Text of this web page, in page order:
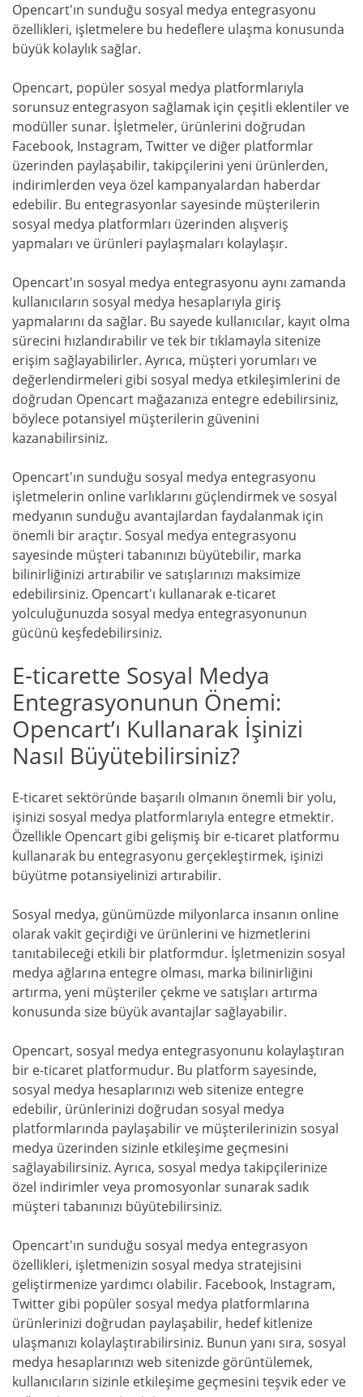
Opencart'ın sunduğu sosyal medya entegrasyonu
özellikleri, işletmelere bu hedeflere ulaşma konusunda
büyük kolaylık sağlar.
Opencart, popüler sosyal medya platformlarıyla
sorunsuz entegrasyon sağlamak için çeşitli eklentiler ve
modüller sunar. İşletmeler, ürünlerini doğrudan
Facebook, Instagram, Twitter ve diğer platformlar
üzerinden paylaşabilir, takipçilerini yeni ürünlerden,
indirimlerden veya özel kampanyalardan haberdar
edebilir. Bu entegrasyonlar sayesinde müşterilerin
sosyal medya platformları üzerinden alışveriş
yapmaları ve ürünleri paylaşmaları kolaylaşır.
Opencart'ın sosyal medya entegrasyonu aynı zamanda
kullanıcıların sosyal medya hesaplarıyla giriş
yapmalarını da sağlar. Bu sayede kullanıcılar, kayıt olma
sürecini hızlandırabilir ve tek bir tıklamayla sitenize
erişim sağlayabilirler. Ayrıca, müşteri yorumları ve
değerlendirmeleri gibi sosyal medya etkileşimlerini de
doğrudan Opencart mağazanıza entegre edebilirsiniz,
böylece potansiyel müşterilerin güvenini
kazanabilirsiniz.
Opencart'ın sunduğu sosyal medya entegrasyonu
işletmelerin online varlıklarını güçlendirmek ve sosyal
medyanın sunduğu avantajlardan faydalanmak için
önemli bir araçtır. Sosyal medya entegrasyonu
sayesinde müşteri tabanınızı büyütebilir, marka
bilinirliğinizi artırabilir ve satışlarınızı maksimize
edebilirsiniz. Opencart'ı kullanarak e-ticaret
yolculuğunuzda sosyal medya entegrasyonunun
gücünü keşfedebilirsiniz.
E-ticarette Sosyal Medya
Entegrasyonunun Önemi:
Opencart’ı Kullanarak İşinizi
Nasıl Büyütebilirsiniz?
E-ticaret sektöründe başarılı olmanın önemli bir yolu,
işinizi sosyal medya platformlarıyla entegre etmektir.
Özellikle Opencart gibi gelişmiş bir e-ticaret platformu
kullanarak bu entegrasyonu gerçekleştirmek, işinizi
büyütme potansiyelinizi artırabilir.
Sosyal medya, günümüzde milyonlarca insanın online
olarak vakit geçirdiği ve ürünlerini ve hizmetlerini
tanıtabileceği etkili bir platformdur. İşletmenizin sosyal
medya ağlarına entegre olması, marka bilinirliğini
artırma, yeni müşteriler çekme ve satışları artırma
konusunda size büyük avantajlar sağlayabilir.
Opencart, sosyal medya entegrasyonunu kolaylaştıran
bir e-ticaret platformudur. Bu platform sayesinde,
sosyal medya hesaplarınızı web sitenize entegre
edebilir, ürünlerinizi doğrudan sosyal medya
platformlarında paylaşabilir ve müşterilerinizin sosyal
medya üzerinden sizinle etkileşime geçmesini
sağlayabilirsiniz. Ayrıca, sosyal medya takipçilerinize
özel indirimler veya promosyonlar sunarak sadık
müşteri tabanınızı büyütebilirsiniz.
Opencart'ın sunduğu sosyal medya entegrasyon
özellikleri, işletmenizin sosyal medya stratejisini
geliştirmenize yardımcı olabilir. Facebook, Instagram,
Twitter gibi popüler sosyal medya platformlarına
ürünlerinizi doğrudan paylaşabilir, hedef kitlenize
ulaşmanızı kolaylaştırabilirsiniz. Bunun yanı sıra, sosyal
medya hesaplarınızı web sitenizde görüntülemek,
kullanıcıların sizinle etkileşime geçmesini teşvik eder ve